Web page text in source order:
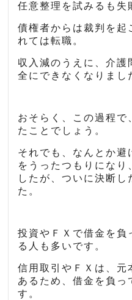
任意整理を試みるも失
債権者からは裁判を起
れては転職。
収入減のうえに、介護
全にできなくなりまし
おそらく、この過程で
たことでしょう。
それでも、なんとか避
をうったつもりになり
したが、ついに決断し
た。
投資やＦＸで借金を負
る人も多いです。
信用取引やＦＸは、元
あるため、借金を負っ
す。